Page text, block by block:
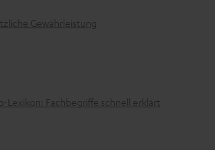
Gewährleistung
Lexikon: Fachbegriffe schnell erklärt